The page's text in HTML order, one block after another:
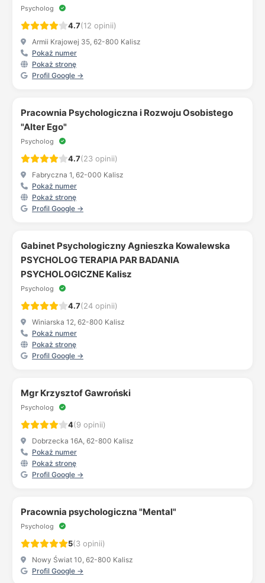
Psycholog
4.7(12 opinii)
Armii Krajowej 35, 62-800 Kalisz
Pokaż numer
Pokaż stronę
Profil Google →
Pracownia Psychologiczna i Rozwoju Osobistego
"Alter Ego"
Psycholog
4.7(23 opinii)
Fabryczna 1, 62-000 Kalisz
Pokaż numer
Pokaż stronę
Profil Google →
Gabinet Psychologiczny Agnieszka Kowalewska
PSYCHOLOG TERAPIA PAR BADANIA
PSYCHOLOGICZNE Kalisz
Psycholog
4.7(24 opinii)
Winiarska 12, 62-800 Kalisz
Pokaż numer
Pokaż stronę
Profil Google →
Mgr Krzysztof Gawroński
Psycholog
4(9 opinii)
Dobrzecka 16A, 62-800 Kalisz
Pokaż numer
Pokaż stronę
Profil Google →
Pracownia psychologiczna "Mental"
Psycholog
5(3 opinii)
Nowy Świat 10, 62-800 Kalisz
Profil Google →